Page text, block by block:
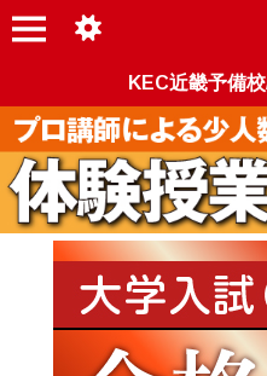
KEC近畿予備